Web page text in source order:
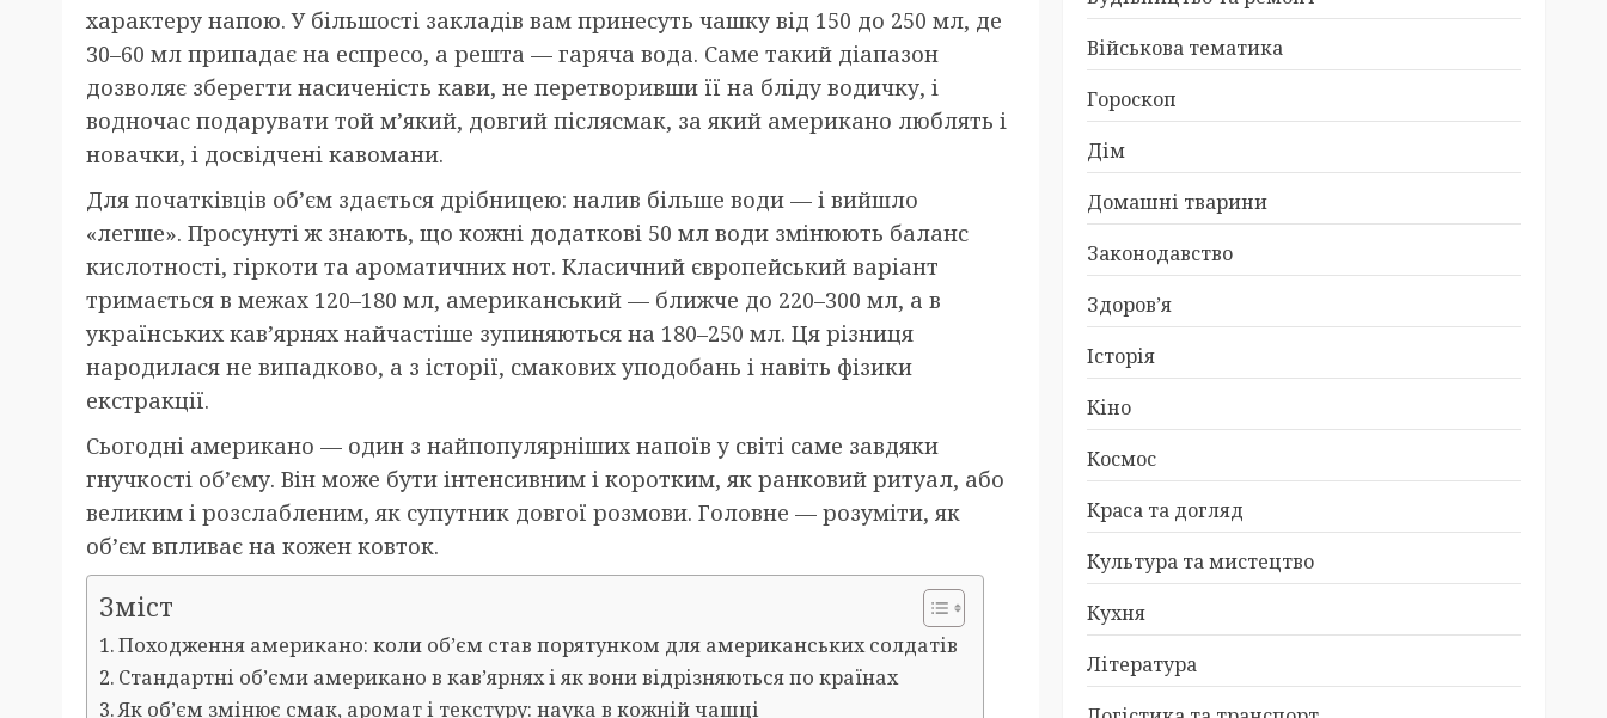
характеру напою. У більшості закладів вам принесуть чашку від 150 до 250 мл, де
30–60 мл припадає на еспресо, а решта — гаряча вода. Саме такий діапазон
дозволяє зберегти насиченість кави, не перетворивши її на бліду водичку, і
водночас подарувати той м’який, довгий післясмак, за який американо люблять і
новачки, і досвідчені кавомани.
Для початківців об’єм здається дрібницею: налив більше води — і вийшло
«легше». Просунуті ж знають, що кожні додаткові 50 мл води змінюють баланс
кислотності, гіркоти та ароматичних нот. Класичний європейський варіант
тримається в межах 120–180 мл, американський — ближче до 220–300 мл, а в
українських кав’ярнях найчастіше зупиняються на 180–250 мл. Ця різниця
народилася не випадково, а з історії, смакових уподобань і навіть фізики
екстракції.
Сьогодні американо — один з найпопулярніших напоїв у світі саме завдяки
гнучкості об’єму. Він може бути інтенсивним і коротким, як ранковий ритуал, або
великим і розслабленим, як супутник довгої розмови. Головне — розуміти, як
об’єм впливає на кожен ковток.
Зміст
Походження американо: коли об’єм став порятунком для американських солдатів
Стандартні об’єми американо в кав’ярнях і як вони відрізняються по країнах
Як об’єм змінює смак, аромат і текстуру: наука в кожній чашці
Військова тематика
Гороскоп
Дім
Домашні тварини
Законодавство
Здоров’я
Історія
Кіно
Космос
Краса та догляд
Культура та мистецтво
Кухня
Література